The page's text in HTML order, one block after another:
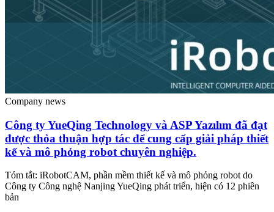
Company news
Công ty YueQing Technology và ASP Yazılım đã đạt
được thỏa thuận hợp tác để cung cấp giải pháp thiết
kế và mô phỏng robot chuyên nghiệp.
Tóm tắt: iRobotCAM, phần mềm thiết kế và mô phỏng robot do
Công ty Công nghệ Nanjing YueQing phát triển, hiện có 12 phiên
bản